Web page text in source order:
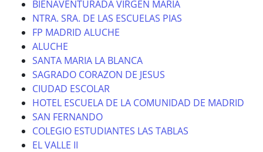
BIENAVENTURADA VIRGEN MARIA
NTRA. SRA. DE LAS ESCUELAS PIAS
FP MADRID ALUCHE
ALUCHE
SANTA MARIA LA BLANCA
SAGRADO CORAZON DE JESUS
CIUDAD ESCOLAR
HOTEL ESCUELA DE LA COMUNIDAD DE MADRID
SAN FERNANDO
COLEGIO ESTUDIANTES LAS TABLAS
EL VALLE II